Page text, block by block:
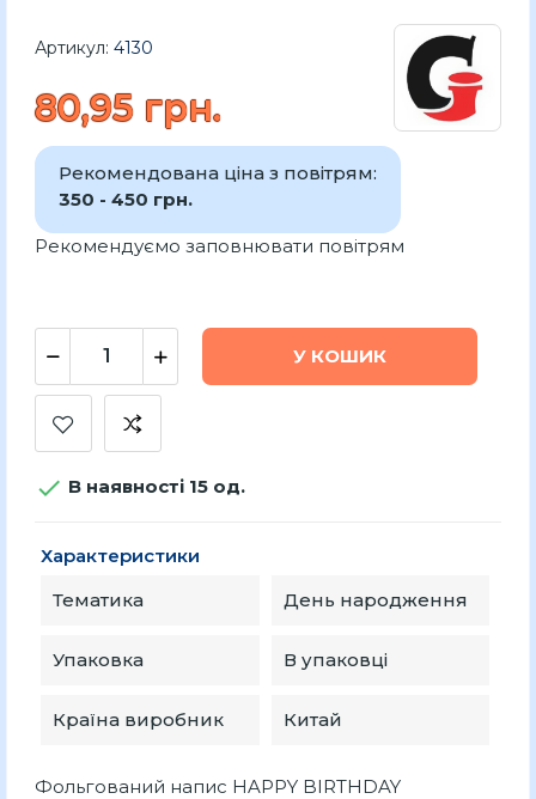
Артикул: 4130
80,95 грн.
Рекомендована ціна з повітрям:
350 - 450 грн.
Рекомендуємо заповнювати повітрям
У КОШИК
 В наявності 15 од.
Характеристики
Тематика
День народження
Упаковка В упаковці
Країна виробник Китай
Фольгований напис HAPPY BIRTHDAY